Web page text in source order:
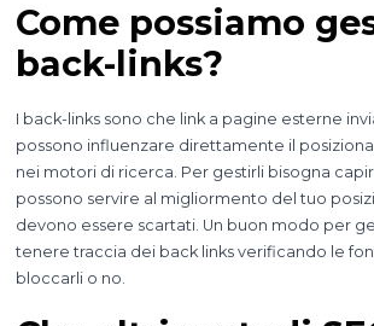
Come possiamo
back-links?
I back-links sono che link a pagine esterne
possono influenzare direttamente il
nei motori di ricerca. Per gestirli bisogna
possono servire al migliormento del tuo
devono essere scartati. Un buon modo per
tenere traccia dei back links verificando le
bloccarli o no.